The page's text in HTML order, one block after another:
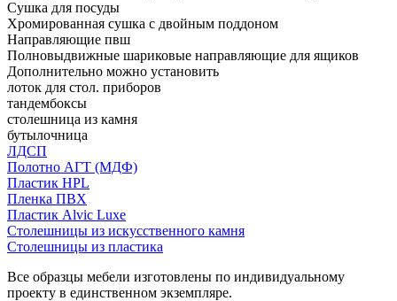
Сушка для посуды
Хромированная сушка с двойным поддоном
Направляющие пвш
Полновыдвижные шариковые направляющие для ящиков
Дополнительно можно установить
лоток для стол. приборов
тандембоксы
столешница из камня
бутылочница
ЛДСП
Полотно АГТ (МДФ)
Пластик HPL
Пленка ПВХ
Пластик Alvic Luxe
Столешницы из искусственного камня
Столешницы из пластика
Все образцы мебели изготовлены по индивидуальному
проекту в единственном экземпляре.